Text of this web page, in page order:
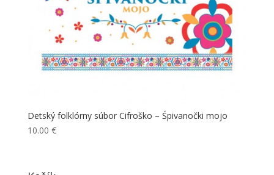
Detský folklórny súbor Cifroško – Śpivanočki mojo
10.00 €